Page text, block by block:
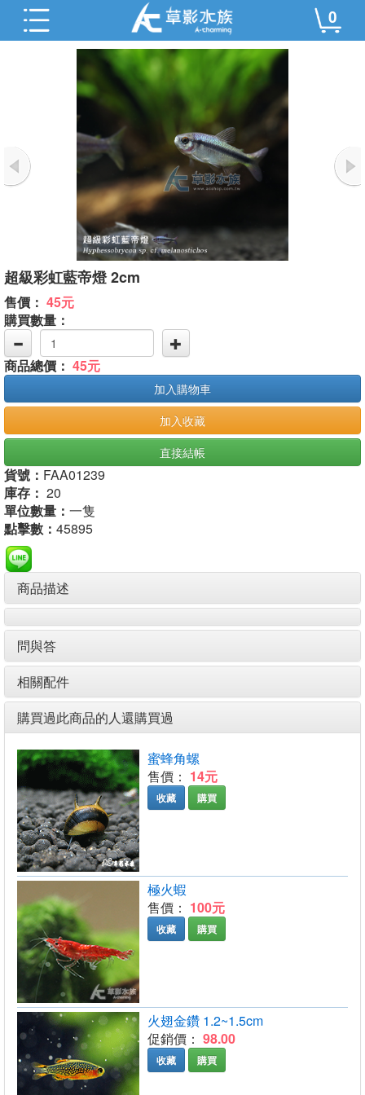
0
超級彩虹藍帝燈 2cm
售價： 45元
購買數量：
商品總價： 45元
加入購物車
加入收藏
直接結帳
貨號： FAA01239
庫存： 20
單位數量： 一隻
點擊數： 45895
商品描述
問與答
相關配件
購買過此商品的人還購買過
蜜蜂角螺
售價： 14元
收藏 購買
極火蝦
售價： 100元
收藏 購買
火翅金鑽 1.2~1.5cm
促銷價： 98.00
收藏 購買